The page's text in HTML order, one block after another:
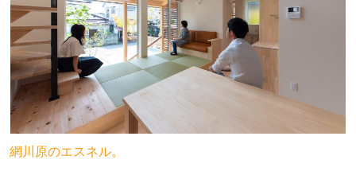
網川原のエスネル。